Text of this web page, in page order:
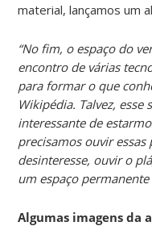
material, lançamos um
“No fim, o espaço do
encontro de várias
para formar o que
Wikipédia. Talvez,
interessante de
precisamos ouvir essas
desinteresse, ouvir o
um espaço permanente
Algumas imagens da